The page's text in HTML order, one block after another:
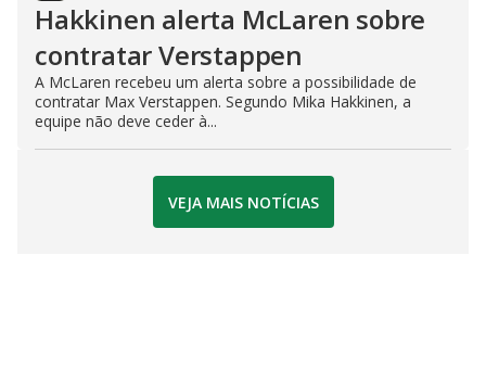
Hakkinen alerta McLaren sobre
contratar Verstappen
A McLaren recebeu um alerta sobre a possibilidade de
contratar Max Verstappen. Segundo Mika Hakkinen, a
equipe não deve ceder à...
VEJA MAIS NOTÍCIAS